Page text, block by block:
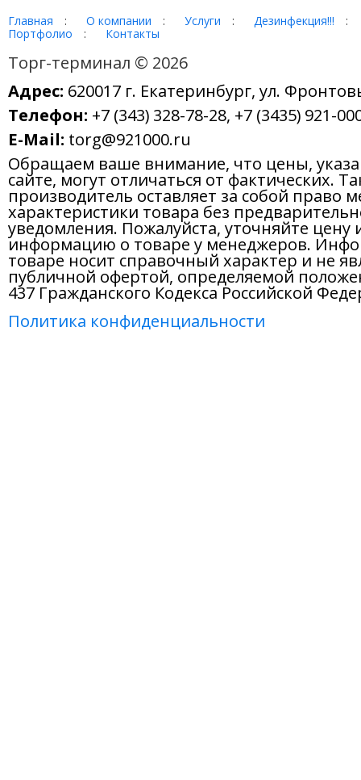
Дезинфекция!!!
Портфолио
Контакты
Торг-терминал © 2026
Адрес: 620017 г. Екатеринбург, ул.
Телефон: +7 (343) 328-78-28, +7 (3435) 921-
E-Mail: torg@921000.ru
Обращаем ваше внимание, что цены,
сайте, могут отличаться от фактических.
производитель оставляет за собой право
характеристики товара без
уведомления. Пожалуйста, уточняйте цену
информацию о товаре у менеджеров.
товаре носит справочный характер и не
публичной офертой, определяемой
437 Гражданского Кодекса Российской
Политика конфиденциальности